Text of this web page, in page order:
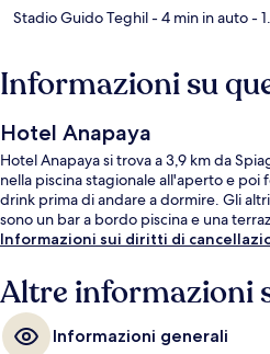
Stadio Guido Teghil- 4 min in auto-
Informazioni su
Hotel Anapaya
Hotel Anapaya si trova a 3,9 km da
nella piscina stagionale all'aperto e
drink prima di andare a dormire. Gli
sono un bar a bordo piscina e una
Informazioni sui diritti di
Altre informazioni
Informazioni generali